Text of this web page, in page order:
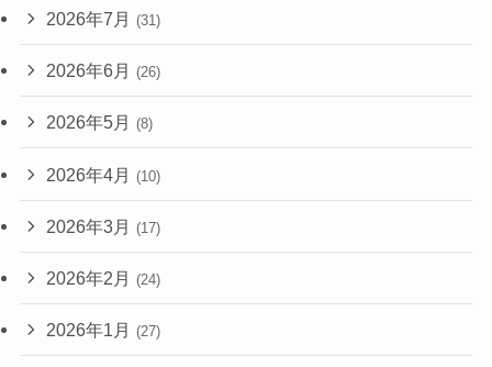
2026年7月 (31)
2026年6月 (26)
2026年5月 (8)
2026年4月 (10)
2026年3月 (17)
2026年2月 (24)
2026年1月 (27)